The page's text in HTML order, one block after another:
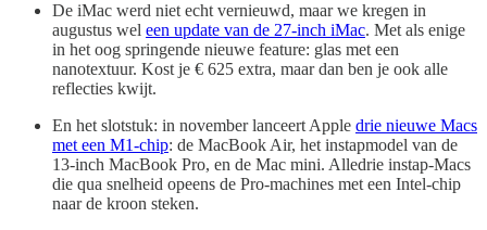
De iMac werd niet echt vernieuwd, maar we kregen in
augustus wel een update van de 27-inch iMac. Met als enige
in het oog springende nieuwe feature: glas met een
nanotextuur. Kost je € 625 extra, maar dan ben je ook alle
reflecties kwijt.
En het slotstuk: in november lanceert Apple drie nieuwe Macs
met een M1-chip: de MacBook Air, het instapmodel van de
13-inch MacBook Pro, en de Mac mini. Alledrie instap-Macs
die qua snelheid opeens de Pro-machines met een Intel-chip
naar de kroon steken.